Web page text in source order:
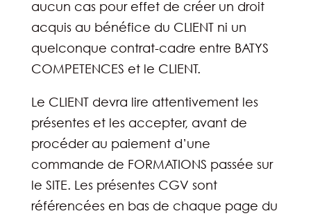
aucun cas pour effet de créer un droit
acquis au bénéfice du CLIENT ni un
quelconque contrat-cadre entre BATYS
COMPETENCES et le CLIENT.
Le CLIENT devra lire attentivement les
présentes et les accepter, avant de
procéder au paiement d’une
commande de FORMATIONS passée sur
le SITE. Les présentes CGV sont
référencées en bas de chaque page du